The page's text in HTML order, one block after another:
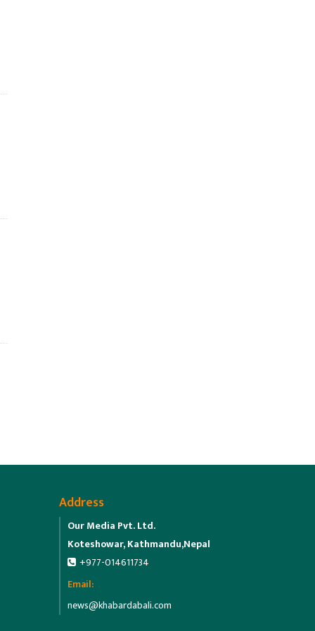
Address
Our Media Pvt. Ltd.
Koteshowar, Kathmandu,Nepal
+977-014611734
Email:
news@khabardabali.com